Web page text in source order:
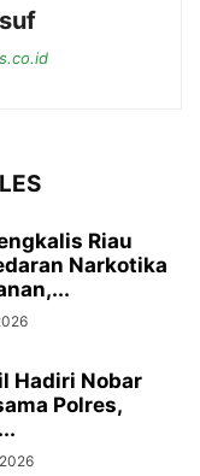
Riau
Narkotika
Hadiri Nobar
Polres,